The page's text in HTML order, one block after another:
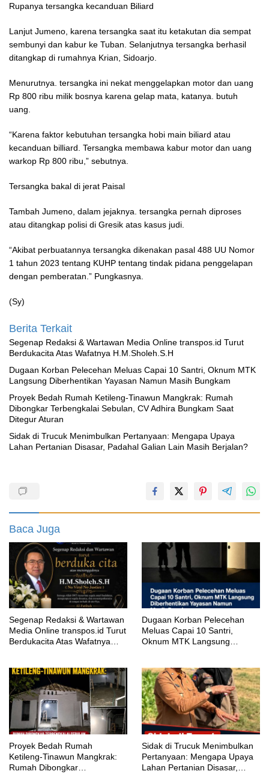
Rupanya tersangka kecanduan Biliard
Lanjut Jumeno, karena tersangka saat itu ketakutan dia sempat
sembunyi dan kabur ke Tuban. Selanjutnya tersangka berhasil
ditangkap di rumahnya Krian, Sidoarjo.
Menurutnya. tersangka ini nekat menggelapkan motor dan uang
Rp 800 ribu milik bosnya karena gelap mata, katanya. butuh
uang.
“Karena faktor kebutuhan tersangka hobi main biliard atau
kecanduan billiard. Tersangka membawa kabur motor dan uang
warkop Rp 800 ribu,” sebutnya.
Tersangka bakal di jerat Paisal
Tambah Jumeno, dalam jejaknya. tersangka pernah diproses
atau ditangkap polisi di Gresik atas kasus judi.
“Akibat perbuatannya tersangka dikenakan pasal 488 UU Nomor
1 tahun 2023 tentang KUHP tentang tindak pidana penggelapan
dengan pemberatan.” Pungkasnya.
(Sy)
Berita Terkait
Segenap Redaksi & Wartawan Media Online transpos.id Turut
Berdukacita Atas Wafatnya H.M.Sholeh.S.H
‎Dugaan Korban Pelecehan Meluas Capai 10 Santri, Oknum MTK
Langsung Diberhentikan Yayasan Namun Masih Bungkam
Proyek Bedah Rumah Ketileng-Tinawun Mangkrak: Rumah
Dibongkar Terbengkalai Sebulan, CV Adhira Bungkam Saat
Ditegur Aturan
‎Sidak di Trucuk Menimbulkan Pertanyaan: Mengapa Upaya
Lahan Pertanian Disasar, Padahal Galian Lain Masih Berjalan?
Baca Juga
Segenap Redaksi & Wartawan
Media Online transpos.id Turut
Berdukacita Atas Wafatnya
‎Dugaan Korban Pelecehan
Meluas Capai 10 Santri,
Oknum MTK Langsung
Proyek Bedah Rumah
Ketileng-Tinawun Mangkrak:
Rumah Dibongkar
‎Sidak di Trucuk Menimbulkan
Pertanyaan: Mengapa Upaya
Lahan Pertanian Disasar,